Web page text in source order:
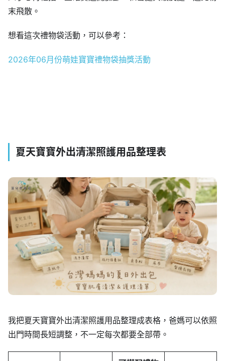
末飛散。
想看這次禮物袋活動，可以參考：
2026年06月份萌娃寶寶禮物袋抽獎活動
夏天寶寶外出清潔照護用品整理表
我把夏天寶寶外出清潔照護用品整理成表格，爸媽可以依照
出門時間長短調整，不一定每次都要全部帶。